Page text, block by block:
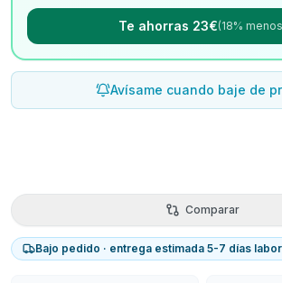
Te ahorras 23€(18%
Avísame cuando baje de
Comparar
Bajo pedido · entrega estimada 5-7 días